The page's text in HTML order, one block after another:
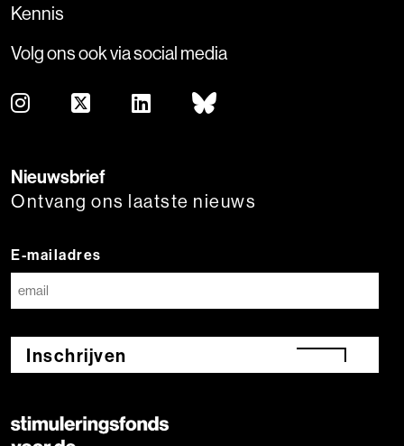
Kennis
Volg ons ook via social media
Nieuwsbrief
Ontvang ons laatste nieuws
E-mailadres
Inschrijven